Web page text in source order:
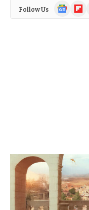
Follow Us
Google
News